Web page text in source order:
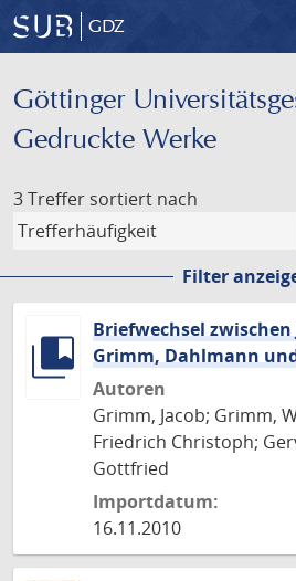
GDZ
Göttinger
Gedruckte Werke
3 Treffer sortiert nach
Filter
Briefwechsel
Grimm, Dahlmann
Autoren
Grimm, Jacob; Grimm,
Friedrich Christoph;
Gottfried
Importdatum:
16.11.2010